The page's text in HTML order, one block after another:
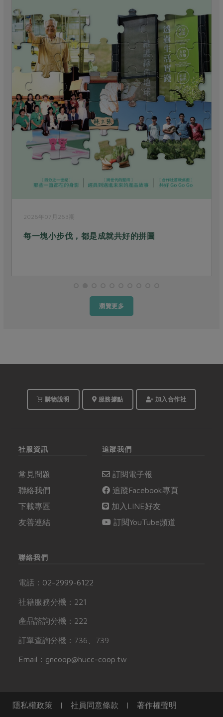
2026年07月263期
每一塊小步伐，都是成就共好的拼圖
瀏覽更多
購物說明 服務據點 加入合作社
社服資訊
常見問題
聯絡我們
下載專區
友善連結
追蹤我們
訂閱電子報
追蹤Facebook專頁
加入LINE好友
訂閱YouTube頻道
聯絡我們
電話： 02-2999-6122
社籍服務分機：221
產品諮詢分機：222
訂單查詢分機：736、739
Email：gncoop@hucc-coop.tw
隱私權政策 | 社員同意條款 | 著作權聲明